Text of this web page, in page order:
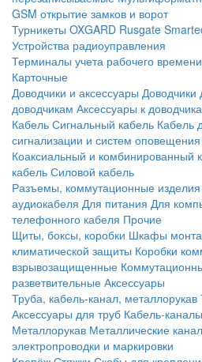
GSM открытие замков и ворот
Турникеты OXGARD Rusgate
Устройства радиоуправления
Терминалы учета рабочего времени
Карточные
Доводчики и аксессуары Доводчики
доводчикам Аксессуары к
Кабель Сигнальный кабель Кабель
сигнализации и систем оповещения
Коаксиальный и комбинированный
кабель Силовой кабель
Разъемы, коммутационные изделия
аудиокабеля Для питания Для
телефонного кабеля Прочие
Щиты, боксы, коробки Шкафы
климатической защиты Коробки
взрывозащищенные
разветвительные Аксессуары
Труба, кабель-канал, металлорукав
Аксессуары для труб Кабель-
Металлорукав Металлические
электропроводки и маркировки